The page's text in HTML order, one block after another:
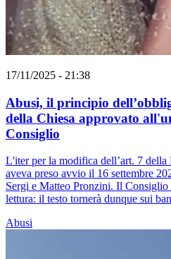
17/11/2025 - 21:38
Abusi, il principio
della Chiesa approvato
Consiglio
L'iter per la modifica dell’art. 7 della
aveva preso avvio il 16 settembre
Sergi e Matteo Pronzini. Il Consiglio
lettura: il testo tornerà dunque sui
Abusi